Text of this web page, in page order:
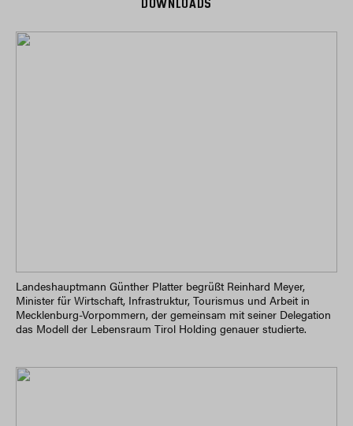
DOWNLOADS
Landeshauptmann Günther Platter begrüßt Reinhard Meyer,
Minister für Wirtschaft, Infrastruktur, Tourismus und Arbeit in
Mecklenburg-Vorpommern, der gemeinsam mit seiner Delegation
das Modell der Lebensraum Tirol Holding genauer studierte.